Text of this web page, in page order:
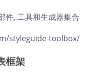
件, 工具和生成器集合
styleguide-toolbox/
框架